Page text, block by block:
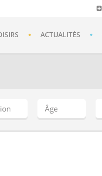
ACTUALITÉS